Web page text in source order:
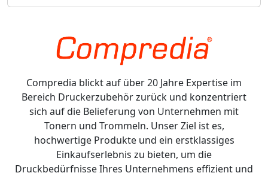
Compredia blickt auf über 20 Jahre Expertise im
Bereich Druckerzubehör zurück und konzentriert
sich auf die Belieferung von Unternehmen mit
Tonern und Trommeln. Unser Ziel ist es,
hochwertige Produkte und ein erstklassiges
Einkaufserlebnis zu bieten, um die
Druckbedürfnisse Ihres Unternehmens effizient und